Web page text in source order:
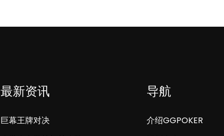
最新资讯
巨幕王牌对决
导航
介绍GGPOKER